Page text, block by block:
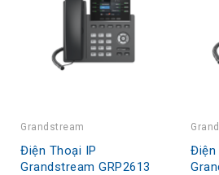
Grandstream
Điện Thoại IP
Grandstream GRP2613
Điện